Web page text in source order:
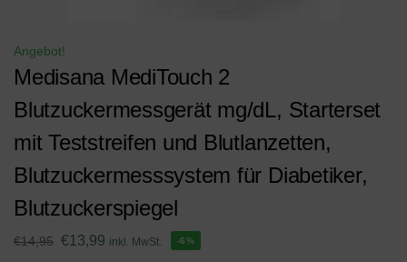
Angebot!
Medisana MediTouch 2
Blutzuckermessgerät mg/dL, Starterset
mit Teststreifen und Blutlanzetten,
Blutzuckermesssystem für Diabetiker,
Blutzuckerspiegel
€14,95 €13,99 inkl. MwSt. -6%